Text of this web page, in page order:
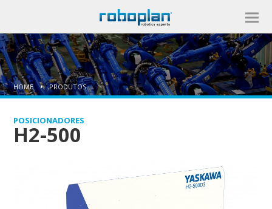
HOME PRODUTOS
POSICIONADORES
H2-500